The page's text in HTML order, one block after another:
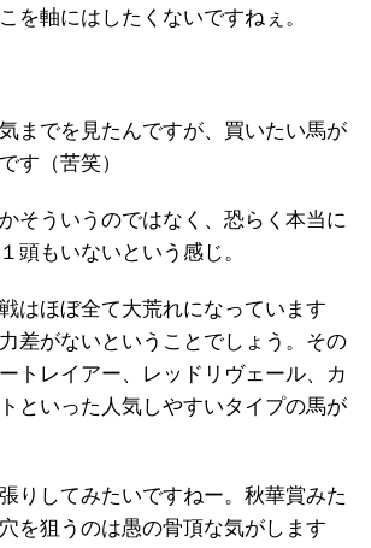
を軸にはしたくないですねぇ。
までを見たんですが、買いたい馬が
す（苦笑）
そういうのではなく、恐らく本当に
頭もいないという感じ。
はほぼ全て大荒れになっています
差がないということでしょう。その
トレイアー、レッドリヴェール、カ
といった人気しやすいタイプの馬が
りしてみたいですねー。秋華賞みた
を狙うのは愚の骨頂な気がします